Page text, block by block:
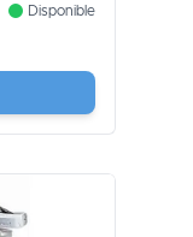
Disponible